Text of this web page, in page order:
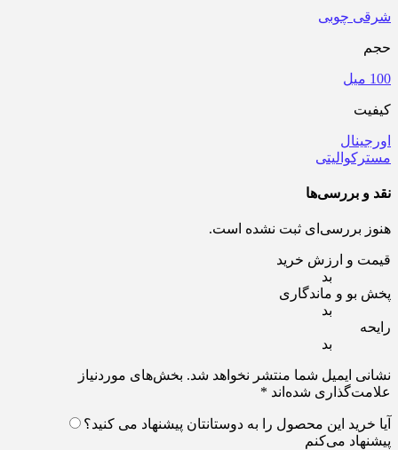
شرقی چوبی
حجم
100 میل
کیفیت
اورجینال
مسترکوالیتی
نقد و بررسی‌ها
هنوز بررسی‌ای ثبت نشده است.
قیمت و ارزش خرید
بد
پخش بو و ماندگاری
بد
رایحه
بد
نشانی ایمیل شما منتشر نخواهد شد. بخش‌های موردنیاز
علامت‌گذاری شده‌اند *
آیا خرید این محصول را به دوستانتان پیشنهاد می کنید؟
پیشنهاد می‌کنم